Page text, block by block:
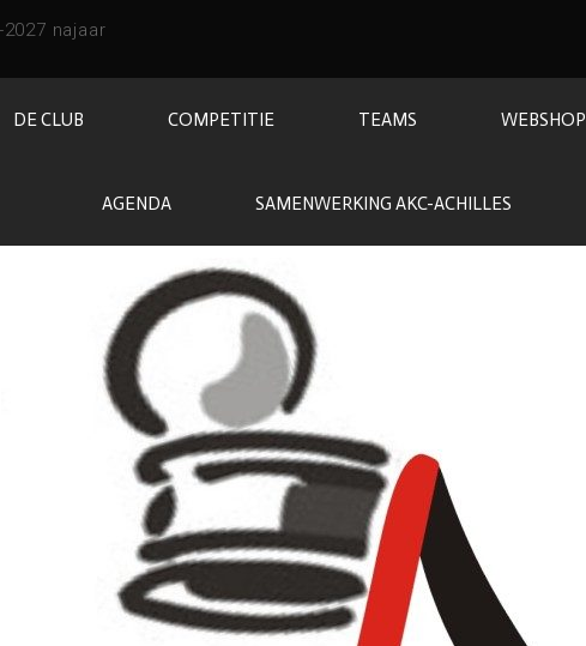
DE CLUB COMPETITIE TEAMS WEBSHOP
AGENDA SAMENWERKING AKC-ACHILLES